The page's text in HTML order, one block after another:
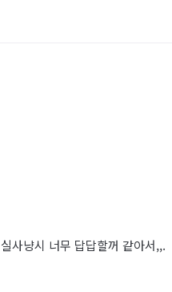
사냥시 너무 답답할꺼 같아서,,.